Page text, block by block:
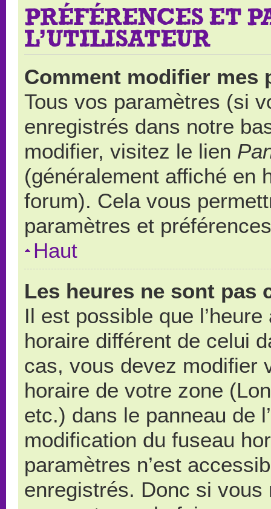
PRÉFÉRENCES ET
L’UTILISATEUR
Comment modifier mes
Tous vos paramètres (si
enregistrés dans notre
modifier, visitez le lien
(généralement affiché en
forum). Cela vous
paramètres et
Haut
Les heures ne sont pas
Il est possible que
horaire différent de celui
cas, vous devez modifier
horaire de votre zone
etc.) dans le panneau de
modification du fuseau
paramètres n’est
enregistrés. Donc si vous